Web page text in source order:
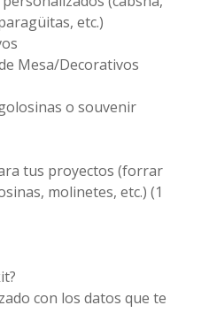
etc.)
Mesa/Decorativos
o souvenir
tus proyectos (forrar
molinetes, etc.) (1
con los datos que te